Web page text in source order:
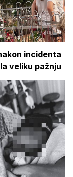
incidenta
veliku pažnju